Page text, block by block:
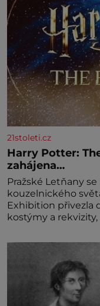
21stoleti.cz
Harry Potter:
zahájena…
Pražské Letňany
kouzelnického
Exhibition přivezla
kostýmy a